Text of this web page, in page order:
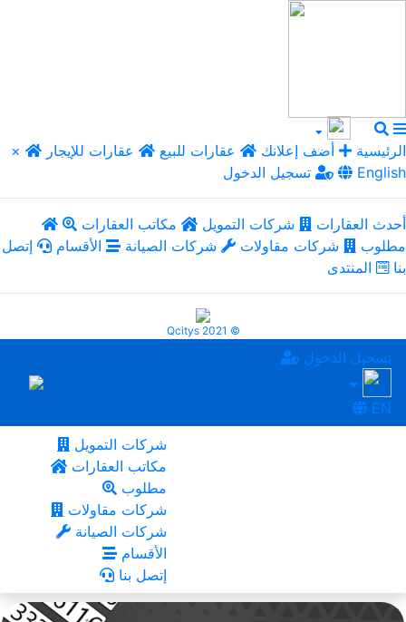
× الرئيسية أضف إعلانك عقارات للبيع
عقارات للإيجار
تسجيل الدخول
English
أحدث العقارات شركات التمويل
مكاتب العقارات
مطلوب
شركات مقاولات شركات الصيانة الأقسام
إتصل
بنا
المنتدى
Qcitys 2021 ©
تسجيل الدخول
EN
شركات التمويل
مكاتب العقارات
مطلوب
شركات مقاولات
شركات الصيانة
الأقسام
إتصل بنا